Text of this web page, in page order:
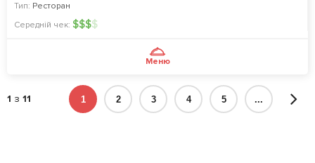
Тип: Ресторан
Середній чек: $$$$
Меню
1 з 11 1 2 3 4 5 ...